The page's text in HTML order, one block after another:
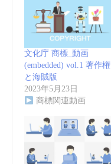
文化庁 商標_動画
(embedded) vol.1 著作権
と海賊版
2023年5月23日
商標関連動画